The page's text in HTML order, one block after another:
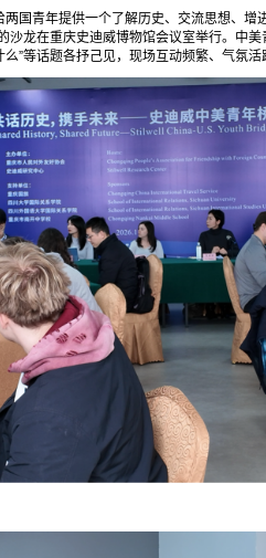
国青年提供一个了解历史、交流思想、增
沙龙在重庆史迪威博物馆会议室举行。中
”等话题各抒己见，现场互动频繁、气氛活